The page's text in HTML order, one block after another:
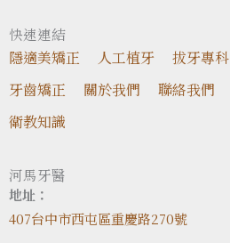
快速連結
隱適美矯正 人工植牙 拔牙專科
牙齒矯正
關於我們 聯絡我們
衛教知識
河馬牙醫
地址：
407台中市西屯區重慶路270號